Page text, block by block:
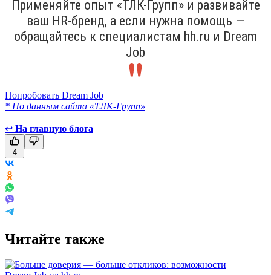
Применяйте опыт «ТЛК-Групп» и развивайте
ваш HR-бренд, а если нужна помощь —
обращайтесь к специалистам hh.ru и Dream
Job
Попробовать Dream Job
* По данным сайта «ТЛК-Групп»
↩ На главную блога
4
Читайте также